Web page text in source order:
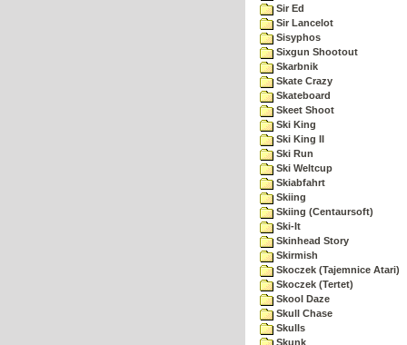
Sir Ed
Sir Lancelot
Sisyphos
Sixgun Shootout
Skarbnik
Skate Crazy
Skateboard
Skeet Shoot
Ski King
Ski King II
Ski Run
Ski Weltcup
Skiabfahrt
Skiing
Skiing (Centaursoft)
Ski-It
Skinhead Story
Skirmish
Skoczek (Tajemnice Atari)
Skoczek (Tertet)
Skool Daze
Skull Chase
Skulls
Skunk